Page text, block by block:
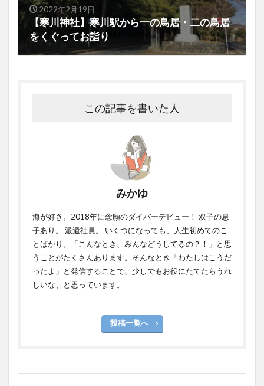
2022年2月19日
【寒川神社】寒川駅から一の鳥居・二の鳥居
をくぐってお詣り
この記事を書いた人
みかゆ
海が好き。2018年に念願のダイバーデビュー！ 双子の息
子あり。 派遣社員。 いくつになっても、人生初めてのこ
とばかり。「こんなとき、みんなどうしてるの？！」と思
うことがたくさんあります。そんなとき「わたしはこうだ
ったよ」と発信することで、少しでもお役にたてたらうれ
しいな、と思っています。
投稿一覧へ